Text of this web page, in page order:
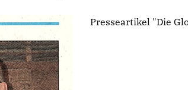
Presseartikel "Die